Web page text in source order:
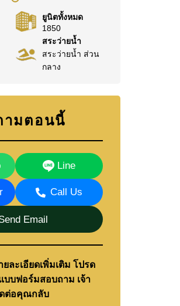
ยูนิตทั้งหมด
1850
สระว่ายน้ำ
สระว่ายน้ำ ส่วน
กลาง
ามตอนนี้
Line
Call Us
Email
ละเอียดเพิ่มเติม โปรด
บฟอร์มสอบถาม เจ้า
ดต่อคุณกลับ